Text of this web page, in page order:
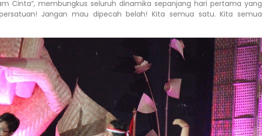
Cinta”, membungkus seluruh dinamika sepanjang hari pertama yang
Jangan mau dipecah belah! Kita semua satu. Kita semua